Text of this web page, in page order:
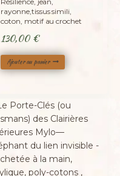
rayonne,tissus simili,
coton, motif au crochet
130,00 €
Ajouter au panier